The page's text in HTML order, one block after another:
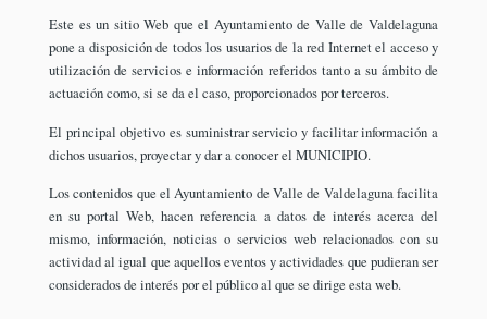
Este es un sitio Web que el Ayuntamiento de Valle de Valdelaguna
pone a disposición de todos los usuarios de la red Internet el acceso y
utilización de servicios e información referidos tanto a su ámbito de
actuación como, si se da el caso, proporcionados por terceros.
El principal objetivo es suministrar servicio y facilitar información a
dichos usuarios, proyectar y dar a conocer el MUNICIPIO.
Los contenidos que el Ayuntamiento de Valle de Valdelaguna facilita
en su portal Web, hacen referencia a datos de interés acerca del
mismo, información, noticias o servicios web relacionados con su
actividad al igual que aquellos eventos y actividades que pudieran ser
considerados de interés por el público al que se dirige esta web.